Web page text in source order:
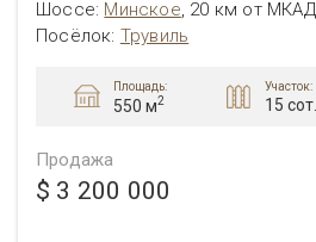
Шоссе: Минское 20 км от МКАД
Посёлок: Трувиль
Площадь:
550 м2
Участок:
15 сот.
Продажа
$ 3 200 000